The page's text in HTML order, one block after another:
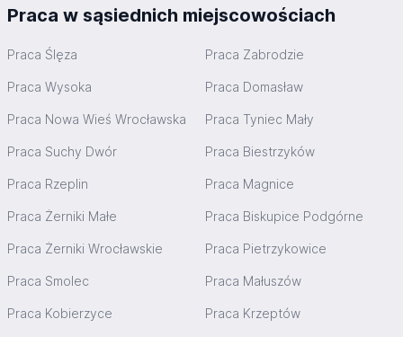
Praca w sąsiednich miejscowościach
Praca Ślęza Praca Zabrodzie
Praca Wysoka Praca Domasław
Praca Nowa Wieś Wrocławska Praca Tyniec Mały
Praca Suchy Dwór Praca Biestrzyków
Praca Rzeplin Praca Magnice
Praca Żerniki Małe Praca Biskupice Podgórne
Praca Żerniki Wrocławskie Praca Pietrzykowice
Praca Smolec Praca Małuszów
Praca Kobierzyce Praca Krzeptów